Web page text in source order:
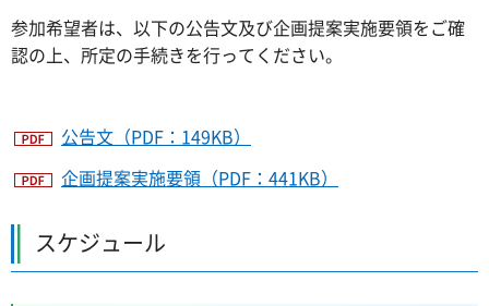
参加希望者は、以下の公告文及び企画提案実施要領をご確
認の上、所定の手続きを行ってください。
公告文（PDF：149KB）
企画提案実施要領（PDF：441KB）
スケジュール